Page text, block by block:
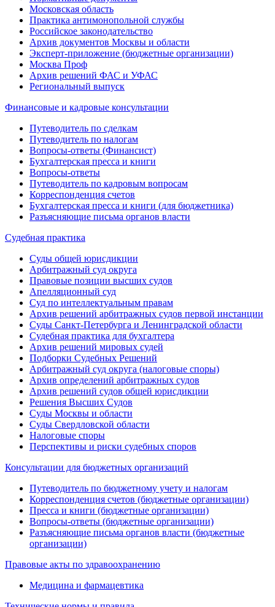
Московская область
Практика антимонопольной службы
Российское законодательство
Архив документов Москвы и области
Эксперт-приложение (бюджетные организации)
Москва Проф
Архив решений ФАС и УФАС
Региональный выпуск
Финансовые и кадровые консультации
Путеводитель по сделкам
Путеводитель по налогам
Вопросы-ответы (Финансист)
Бухгалтерская пресса и книги
Вопросы-ответы
Путеводитель по кадровым вопросам
Корреспонденция счетов
Бухгалтерская пресса и книги (для бюджетника)
Разъясняющие письма органов власти
Судебная практика
Суды общей юрисдикции
Арбитражный суд округа
Правовые позиции высших судов
Апелляционный суд
Суд по интеллектуальным правам
Архив решений арбитражных судов первой инстанции
Суды Санкт-Петербурга и Ленинградской области
Судебная практика для бухгалтера
Архив решений мировых судей
Подборки Судебных Решений
Арбитражный суд округа (налоговые споры)
Архив определений арбитражных судов
Архив решений судов общей юрисдикции
Решения Высших Судов
Суды Москвы и области
Суды Свердловской области
Налоговые споры
Перспективы и риски судебных споров
Консультации для бюджетных организаций
Путеводитель по бюджетному учету и налогам
Корреспонденция счетов (бюджетные организации)
Пресса и книги (бюджетные организации)
Вопросы-ответы (бюджетные организации)
Разъясняющие письма органов власти (бюджетные
организации)
Правовые акты по здравоохранению
Медицина и фармацевтика